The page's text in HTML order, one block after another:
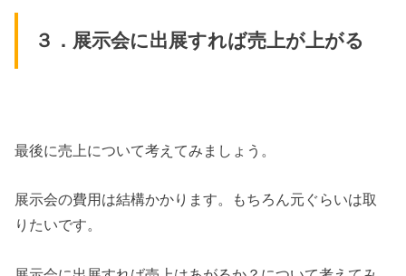
３．展示会に出展すれば売上が上がる
最後に売上について考えてみましょう。
展示会の費用は結構かかります。もちろん元ぐらいは取
りたいです。